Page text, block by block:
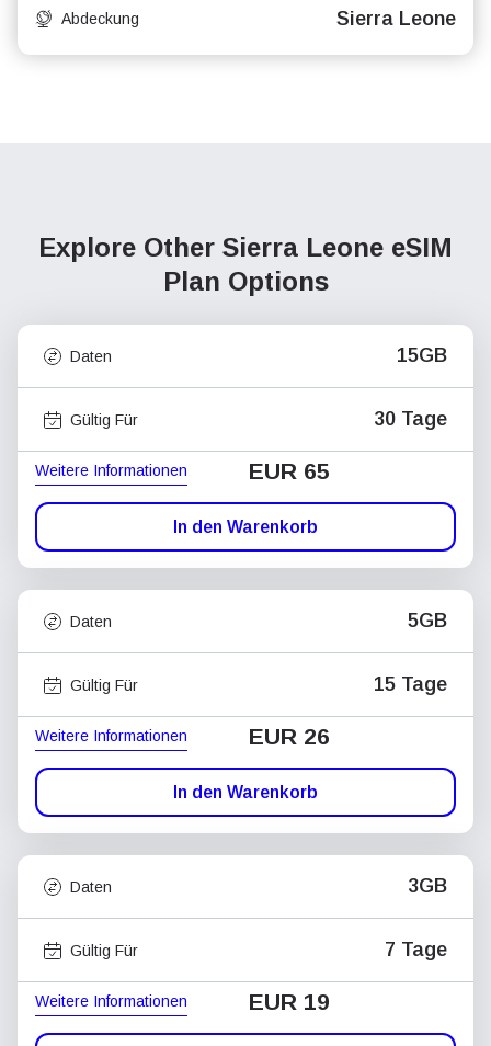
Abdeckung Sierra Leone
Explore Other Sierra Leone eSIM
Plan Options
Daten 15GB
Gültig Für 30 Tage
Weitere Informationen EUR 65
In den Warenkorb
Daten 5GB
Gültig Für 15 Tage
Weitere Informationen EUR 26
In den Warenkorb
Daten 3GB
Gültig Für 7 Tage
Weitere Informationen EUR 19